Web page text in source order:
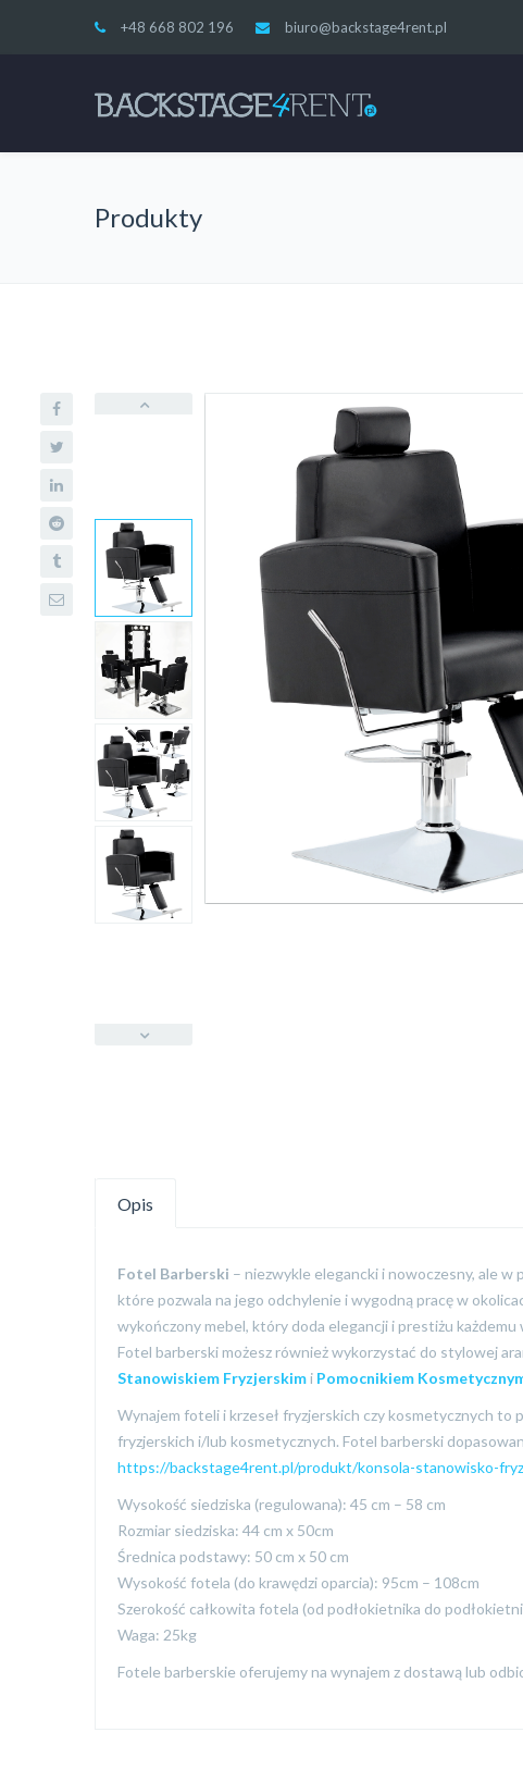
+48 668 802 196 biuro@backstage4rent.pl
Produkty
Opis
Fotel Barberski – niezwykle elegancki i nowoczesny, ale
które pozwala na jego odchylenie i wygodną pracę w
wykończony mebel, który doda elegancji i prestiżu
Fotel barberski możesz również wykorzystać do stylowej
Stanowiskiem Fryzjerskim i Pomocnikiem
Wynajem foteli i krzeseł fryzjerskich czy kosmetycznych
fryzjerskich i/lub kosmetycznych. Fotel barberski
https://backstage4rent.pl/produkt/konsola-stanowisko-
Wysokość siedziska (regulowana): 45 cm – 58 cm
Rozmiar siedziska: 44 cm x 50cm
Średnica podstawy: 50 cm x 50 cm
Wysokość fotela (do krawędzi oparcia): 95cm – 108cm
Szerokość całkowita fotela (od podłokietnika do
Waga: 25kg
Fotele barberskie oferujemy na wynajem z dostawą lub